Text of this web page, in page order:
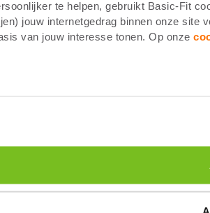
te helpen, gebruikt Basic-Fit
jouw internetgedrag binnen onze site
van jouw interesse tonen. Op onze